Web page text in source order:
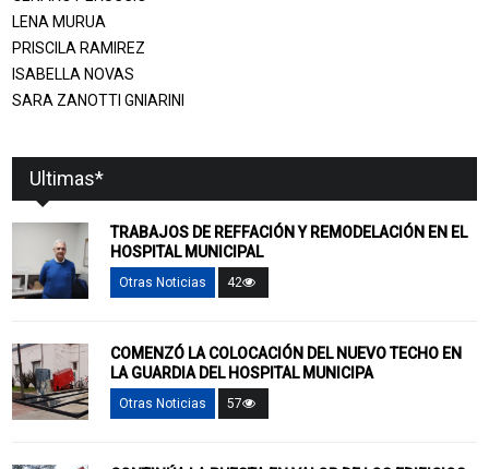
LENA MURUA
PRISCILA RAMIREZ
ISABELLA NOVAS
SARA ZANOTTI GNIARINI
Ultimas*
TRABAJOS DE REFFACIÓN Y REMODELACIÓN EN EL
HOSPITAL MUNICIPAL
Otras Noticias 42
COMENZÓ LA COLOCACIÓN DEL NUEVO TECHO EN
LA GUARDIA DEL HOSPITAL MUNICIPA
Otras Noticias 57